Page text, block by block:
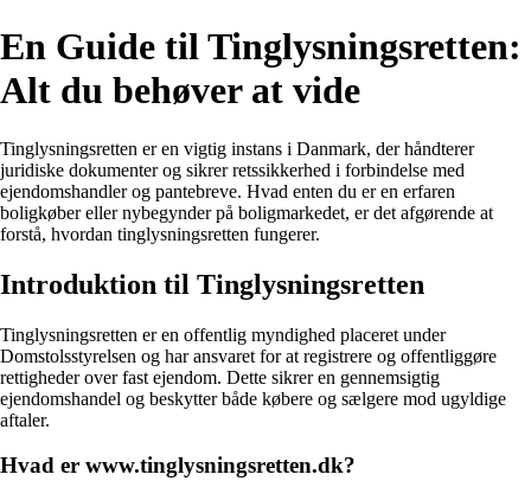
En Guide til Tinglysningsretten:
Alt du behøver at vide
Tinglysningsretten er en vigtig instans i Danmark, der håndterer
juridiske dokumenter og sikrer retssikkerhed i forbindelse med
ejendomshandler og pantebreve. Hvad enten du er en erfaren
boligkøber eller nybegynder på boligmarkedet, er det afgørende at
forstå, hvordan tinglysningsretten fungerer.
Introduktion til Tinglysningsretten
Tinglysningsretten er en offentlig myndighed placeret under
Domstolsstyrelsen og har ansvaret for at registrere og offentliggøre
rettigheder over fast ejendom. Dette sikrer en gennemsigtig
ejendomshandel og beskytter både købere og sælgere mod ugyldige
aftaler.
Hvad er www.tinglysningsretten.dk?